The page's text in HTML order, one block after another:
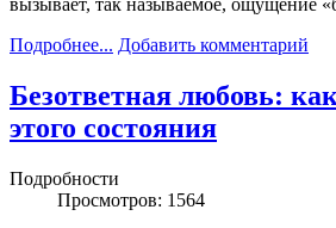
Подробнее... Добавить комментарий
Безответная любовь:
этого состояния
Подробности
Просмотров: 1564